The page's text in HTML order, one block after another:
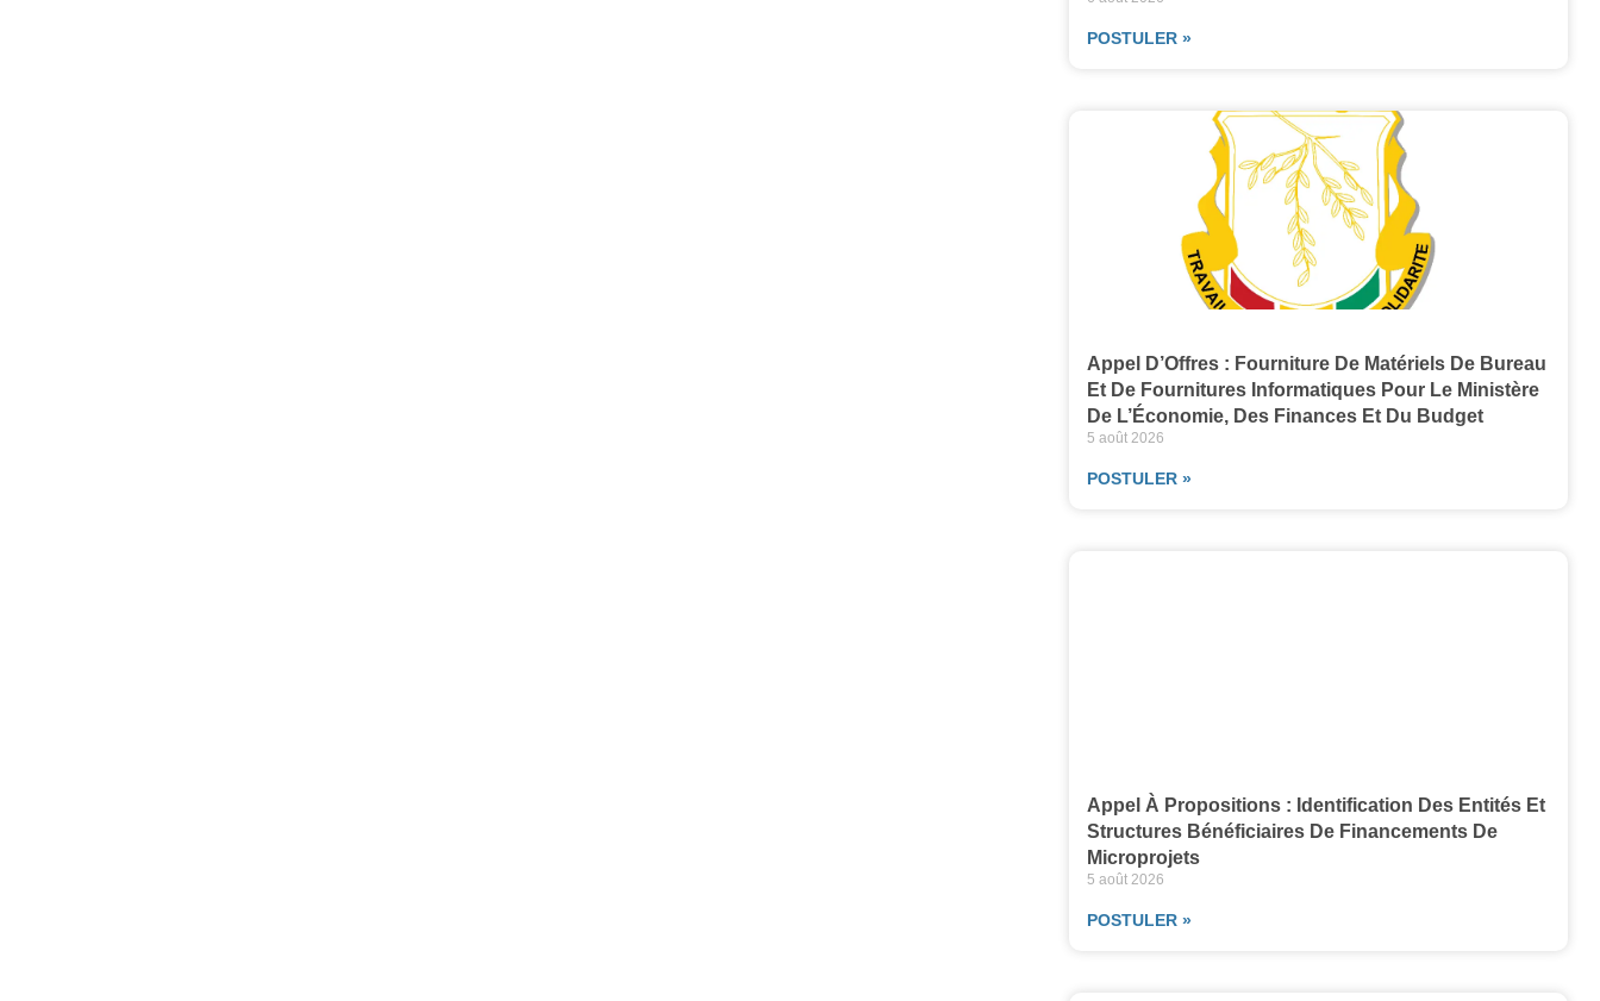
POSTULER »
Appel D’Offres : Fourniture De Matériels De Bureau
Et De Fournitures Informatiques Pour Le Ministère
De L’Économie, Des Finances Et Du Budget
5 août 2026
POSTULER »
Appel À Propositions : Identification Des Entités Et
Structures Bénéficiaires De Financements De
Microprojets
5 août 2026
POSTULER »